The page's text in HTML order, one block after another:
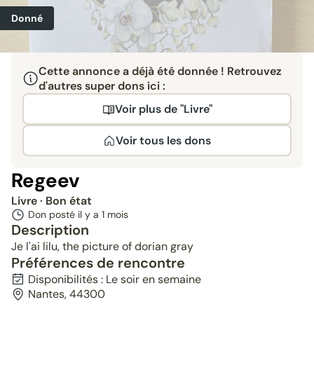
Donné
Cette annonce a déjà été donnée ! Retrouvez
d'autres super dons ici :
Voir plus de "Livre"
Voir tous les dons
Regeev
Livre· Bon état
Don posté il y a 1 mois
Description
Je l'ai lilu, the picture of dorian gray
Préférences de rencontre
Disponibilités : Le soir en semaine
Nantes, 44300